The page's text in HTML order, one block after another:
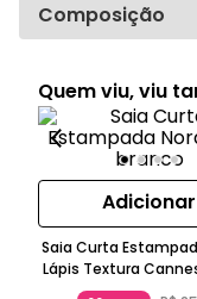
Composição
Quem viu, viu
Adicionar
Saia Curta
Lápis Textura